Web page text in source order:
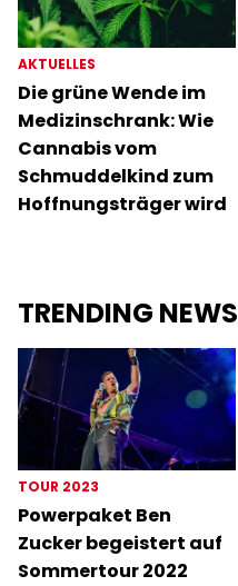
AKTUELLES
Die grüne Wende im
Medizinschrank: Wie
Cannabis vom
Schmuddelkind zum
Hoffnungsträger wird
TRENDING NEWS
TOUR 2023
Powerpaket Ben
Zucker begeistert auf
Sommertour 2022